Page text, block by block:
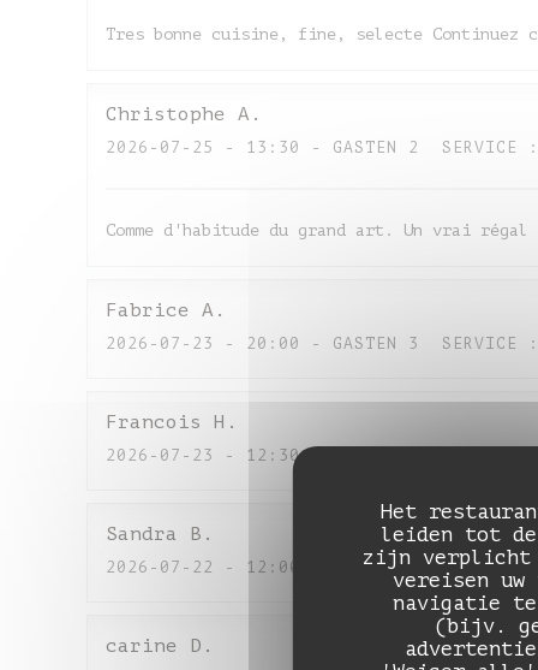
Het
leiden tot de
zijn verplicht
vereisen uw
navigatie
(bijv.
Tres bonne cuisine, fine, selecte Continuez
Christophe A
2026-07-25 - 13:30 - GASTEN 2 SERVICE :
Comme d'habitude du grand art. Un vrai
Fabrice A
2026-07-23 - 20:00 - GASTEN 3 SERVICE :
Francois H
2026-07-23 - 12:30 - GASTEN 2
Sandra B
2026-07-22 - 12:00 - GASTEN 5 SERVICE :
carine D